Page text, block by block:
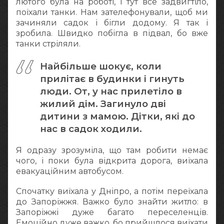
поїхали танки. Нам зателефонували, щоб ми
зачиняли садок і бігли додому. Я так і
зробила. Швидко побігла в підвал, бо вже
танки стріляли.
Найбільше шокує, коли
прилітає в будинки і гинуть
люди. От, у нас прилетіло в
жилий дім. Загинуло дві
дитини з мамою. Дітки, які до
нас в садок ходили.
Я одразу зрозуміла, що там робити немає
чого, і поки була відкрита дорога, виїхала
евакуаційним автобусом.
Спочатку виїхала у Дніпро, а потім переїхала
до Запоріжжя. Важко було знайти житло: в
Запоріжжі дуже багато переселенців.